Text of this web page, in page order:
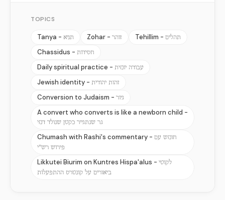
TOPICS
Tanya - תניא Zohar - זוהר Tehillim - תהלים
Chassidus - חסידות
Daily spiritual practice - עבודה יומית
Jewish identity - זהות יהודית
Conversion to Judaism - גיור
A convert who converts is like a newborn child -
גר שנתגייר כקטן שנולד דמי
Chumash with Rashi's commentary - חומש עם
פירוש רש"י
Likkutei Biurim on Kuntres Hispa'alus - לקוטי
ביאורים על קונטרס ההתפעלות